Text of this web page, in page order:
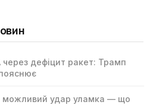
дефіцит ракет: Трамп
можливий удар уламка — що